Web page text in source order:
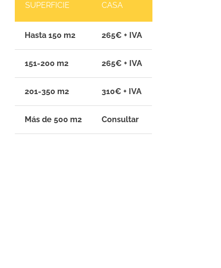
SUPERFICIE CASA
Hasta 150 m2 265€ + IVA
151-200 m2 265€ + IVA
201-350 m2 310€ + IVA
Más de 500 m2 Consultar